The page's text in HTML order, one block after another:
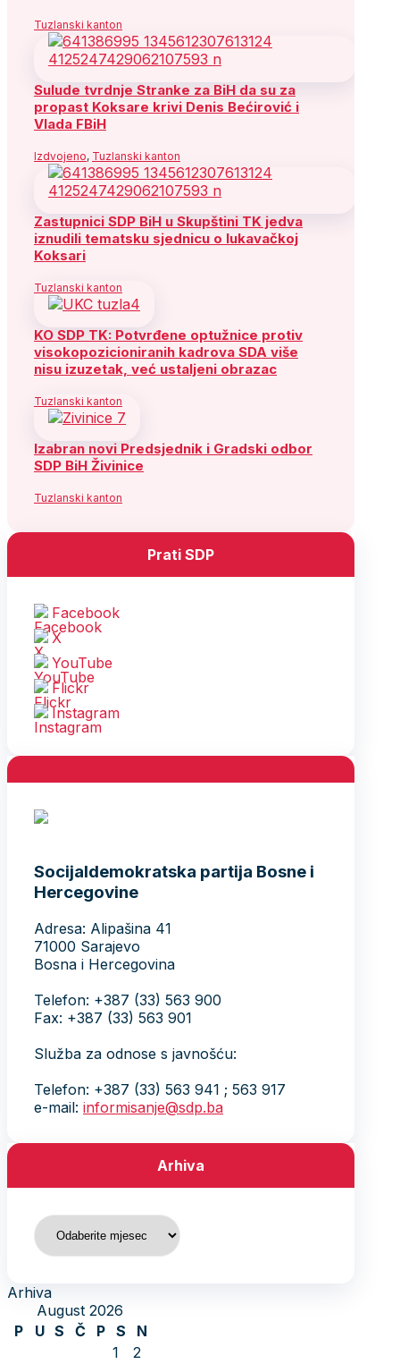
Tuzlanski kanton
Sulude tvrdnje Stranke za BiH da su za
propast Koksare krivi Denis Bećirović i
Vlada FBiH
Izdvojeno, Tuzlanski kanton
Zastupnici SDP BiH u Skupštini TK jedva
iznudili tematsku sjednicu o lukavačkoj
Koksari
Tuzlanski kanton
KO SDP TK: Potvrđene optužnice protiv
visokopozicioniranih kadrova SDA više
nisu izuzetak, već ustaljeni obrazac
Tuzlanski kanton
Izabran novi Predsjednik i Gradski odbor
SDP BiH Živinice
Tuzlanski kanton
Prati SDP
Facebook
X
YouTube
Flickr
Instagram
Socijaldemokratska partija Bosne i
Hercegovine
Adresa: Alipašina 41
71000 Sarajevo
Bosna i Hercegovina
Telefon: +387 (33) 563 900
Fax: +387 (33) 563 901
Služba za odnose s javnošću:
Telefon: +387 (33) 563 941 ; 563 917
e-mail: informisanje@sdp.ba
Arhiva
Arhiva
Arhiva
August 2026
P
U S Č P S
N
1
2